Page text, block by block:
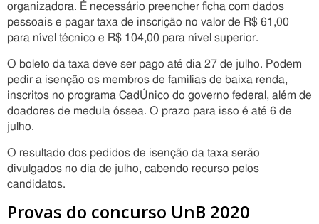
organizadora. É necessário preencher ficha com dados
pessoais e pagar taxa de inscrição no valor de R$ 61,00
para nível técnico e R$ 104,00 para nível superior.
O boleto da taxa deve ser pago até dia 27 de julho. Podem
pedir a isenção os membros de famílias de baixa renda,
inscritos no programa CadÚnico do governo federal, além de
doadores de medula óssea. O prazo para isso é até 6 de
julho.
O resultado dos pedidos de isenção da taxa serão
divulgados no dia de julho, cabendo recurso pelos
candidatos.
Provas do concurso UnB 2020